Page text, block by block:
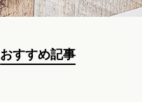
おすすめ記事